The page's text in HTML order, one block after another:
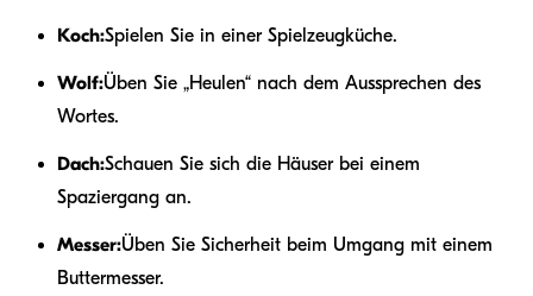
Koch:Spielen Sie in einer Spielzeugküche.
Wolf:Üben Sie „Heulen“ nach dem Aussprechen des
Wortes.
Dach:Schauen Sie sich die Häuser bei einem
Spaziergang an.
Messer:Üben Sie Sicherheit beim Umgang mit einem
Buttermesser.